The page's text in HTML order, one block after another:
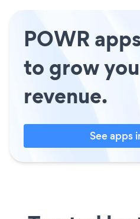
POWR
to grow
revenue.
See apps